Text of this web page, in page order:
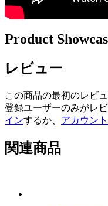
Product
レビュー
この商品の最初のレビ
登録ユーザーのみがレ
インするか、 アカウン
関連商品